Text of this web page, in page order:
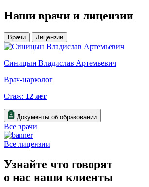
Наши врачи и лицензии
Врачи Лицензии
Синицын Владислав Артемьевич
Врач-нарколог
Стаж: 12 лет
Документы об образовании
Все врачи
Все лицензии
Узнайте что говорят
о нас наши клиенты